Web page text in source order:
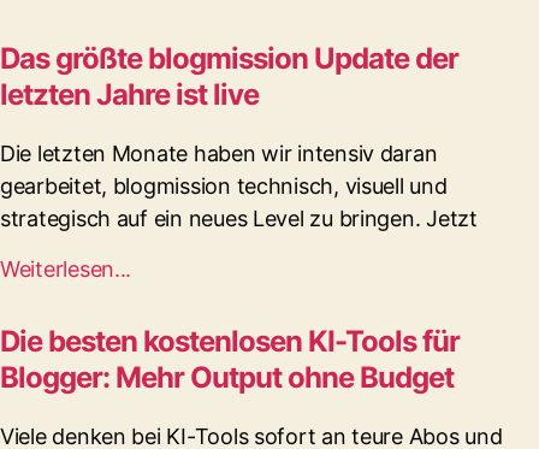
Das größte blogmission Update der
letzten Jahre ist live
Die letzten Monate haben wir intensiv daran
gearbeitet, blogmission technisch, visuell und
strategisch auf ein neues Level zu bringen. Jetzt
Weiterlesen...
Die besten kostenlosen KI-Tools für
Blogger: Mehr Output ohne Budget
Viele denken bei KI-Tools sofort an teure Abos und